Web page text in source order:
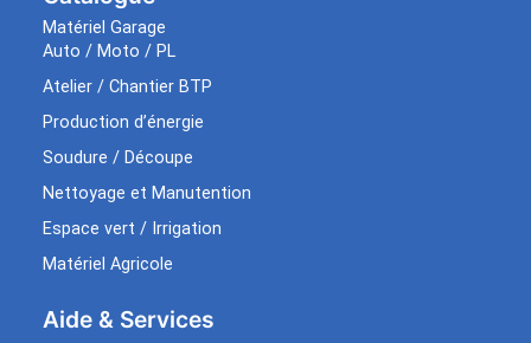
Matériel Garage
Auto / Moto / PL
Atelier / Chantier BTP
Production d’énergie
Soudure / Découpe
Nettoyage et Manutention
Espace vert / Irrigation
Matériel Agricole
Aide & Services​